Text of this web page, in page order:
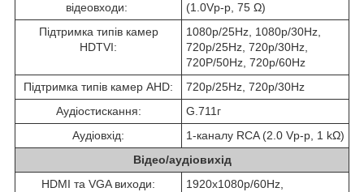
відеовходи:
(1.0Vp-p, 75 Ω)
Підтримка типів камер
HDTVI:
1080p/25Hz, 1080p/30Hz,
720p/25Hz, 720p/30Hz,
720P/50Hz, 720p/60Hz
Підтримка типів камер AHD:
720p/25Hz, 720p/30Hz
Аудіостискання:
G.711г
Аудіовхід:
1-каналу RCA (2.0 Vp-p, 1 kΩ)
Відео/аудіовихід
HDMI та VGA виходи:
1920х1080р/60Hz,